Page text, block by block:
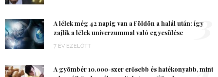
A lélek még 42 napig van a Földön a halál után: így
zajlik a lélek univerzummal való egyesülése
7 ÉV EZELŐTT
3
A gyömbér 10.000-szer erősebb és hatékonyabb, mint